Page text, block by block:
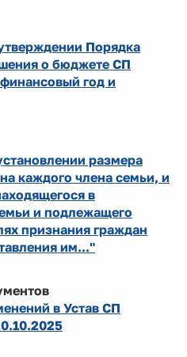
Порядка
о бюджете СП
год и
размера
каждого члена семьи, и
в
и подлежащего
признания граждан
им..."
в Устав СП